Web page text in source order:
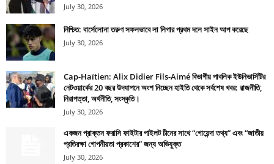
July 30, 2026
নিশ্চিত: বার্সেলোনা তরুণ সফলভাবে লা লিগার প্রথম দলে সাইন আপ করেছে
July 30, 2026
Cap-Haïtien: Alix Didier Fils-Aimé বিভাগীয় পাবলিক ইউনিভার্সিটির
নেটওয়ার্কের 20 বছর উদযাপনে অংশ নিচ্ছেন হাইতি থেকে সর্বশেষ খবর: রাজনীতি,
নিরাপত্তা, অর্থনীতি, সংস্কৃতি।
July 30, 2026
একজন প্রাক্তন ফরাসি ফাইটার পাইলট চীনের সাথে “গোয়েন্দা তথ্য” এবং “জাতীয়
প্রতিরক্ষা গোপনীয়তা প্রকাশের” জন্য অভিযুক্ত
July 30, 2026